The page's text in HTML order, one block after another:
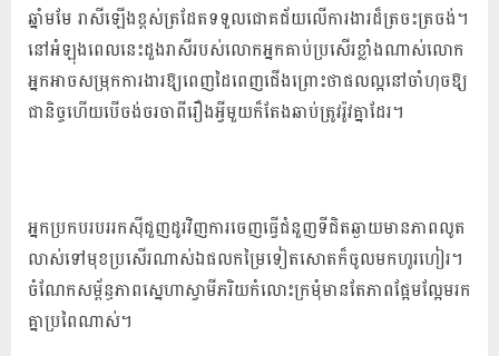
​​​​​​​​​​​​​​​​​​​​​​​​​​​​​​​​​​​​​​​​​​​​​​​​​​​​​​​​​​​​​​​​​​​​​​​​​​​​​​​​​​​​​​​​​​​​​​​​​​​​​​​​​​​​​​​​​​​​​​​​​​​​​​​​​​​​​​​​​​​​​​​​​​​​​​​​​​​​​​​​​​​​​​​​​​​​​​​​​​​​​​​​​​​​​​​​​​​​​​​​​​​​​​​​​​​​​​​​​​​​​​​​​​​​​​​​​​​​​​​​​​​​​​​​​​​​​​​​​​​​​​​​​​​​​​​​​​​​​​​​​​​​​​​​​​​​​​​​​​​​​​​​​ឆ្នាំមមែ រាសីឡើងខ្ពស់ត្រដែតទទួលជោគជ័យលើការងារដ៏ត្រចះត្រចង់។
នៅអំឡុងពេលនេះដួងរាសីរបស់លោកអ្នកគាប់ប្រសើរខ្លាំងណាស់លោក
អ្នកអាចសម្រុកការងារឱ្យពេញដៃពេញជើងព្រោះថាផលល្អនៅចាំហុចឱ្យ
ជានិច្ចហើយបើចង់ចរចាពីរឿងអ្វីមួយក៏តែងឆាប់ត្រូវរ៉ូវគ្នាដែរ។
អ្នកប្រកបរបររកស៊ីជួញដូរវិញការចេញធ្វើជំនួញទីជិតឆ្ងាយមានភាពលូត
លាស់ទៅមុខប្រសើរណាស់ឯផលកម្រៃទៀតសោតក៏ចូលមកហូរហៀរ។
ចំណែកសម្ព័ន្ធភាពស្នេហាស្វាមីភរិយកំលោះក្រមុំមានតែភាពផ្អែមល្អែមរក
គ្នាប្រពៃណាស់។